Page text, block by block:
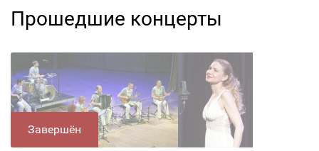
Прошедшие концерты
Завершён